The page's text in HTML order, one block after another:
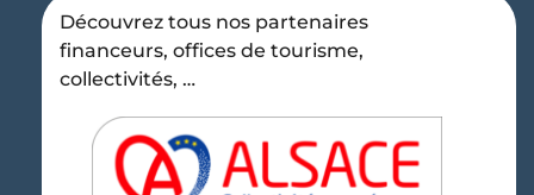
Découvrez tous nos partenaires
financeurs, offices de tourisme,
collectivités, …